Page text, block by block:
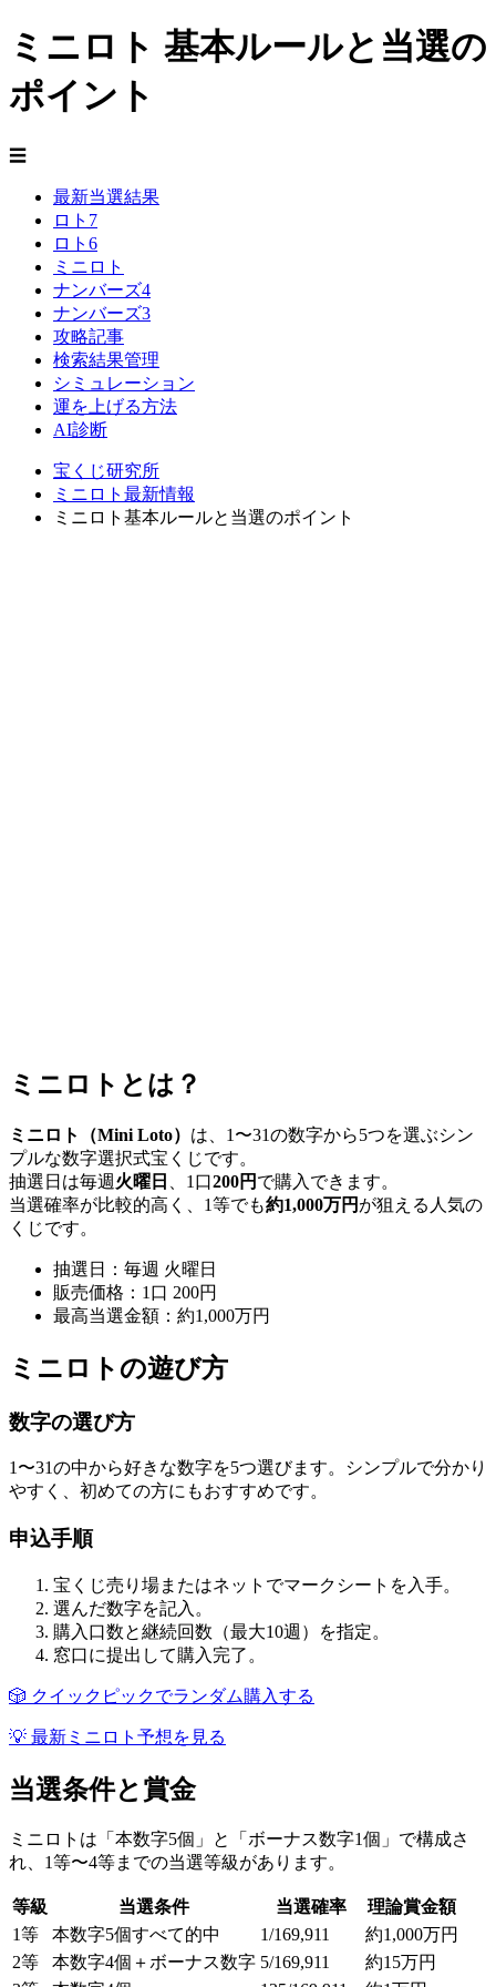
ミニロト 基本ルールと当選の
ポイント
☰
最新当選結果
ロト7
ロト6
ミニロト
ナンバーズ4
ナンバーズ3
攻略記事
検索結果管理
シミュレーション
運を上げる方法
AI診断
宝くじ研究所
ミニロト最新情報
ミニロト基本ルールと当選のポイント
ミニロトとは？
ミニロト（Mini Loto） は、1〜31の数字から5つを選ぶシン
プルな数字選択式宝くじです。
抽選日は毎週 火曜日 、1口200円 で購入できます。
当選確率が比較的高く、1等でも約1,000万円 が狙える人気の
くじです。
抽選日：毎週 火曜日
販売価格：1口 200円
最高当選金額：約1,000万円
ミニロトの遊び方
数字の選び方
1〜31の中から好きな数字を5つ選びます。シンプルで分かり
やすく、初めての方にもおすすめです。
申込手順
宝くじ売り場またはネットでマークシートを入手。
選んだ数字を記入。
購入口数と継続回数（最大10週）を指定。
窓口に提出して購入完了。
🎲 クイックピックでランダム購入する
💡 最新ミニロト予想を見る
当選条件と賞金
ミニロトは「本数字5個」と「ボーナス数字1個」で構成さ
れ、1等〜4等までの当選等級があります。
等級 当選条件 当選確率
理論賞金額
1等
本数字5個すべて的中 1/169,911
約1,000万円
2等
本数字4個＋ボーナス数字 5/169,911
約15万円